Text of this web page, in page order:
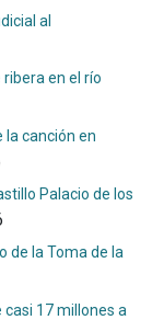
al
en el río
la canción en
Palacio de los
de la Toma de la
casi 17 millones a